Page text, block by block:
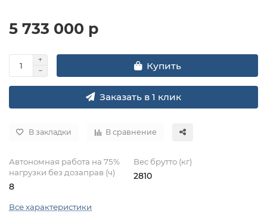
5 733 000 р
Купить
Заказать в 1 клик
В закладки В сравнение
Автономная работа на 75%
нагрузки без дозаправ (ч)
8
Вес брутто (кг)
2810
Все характеристики